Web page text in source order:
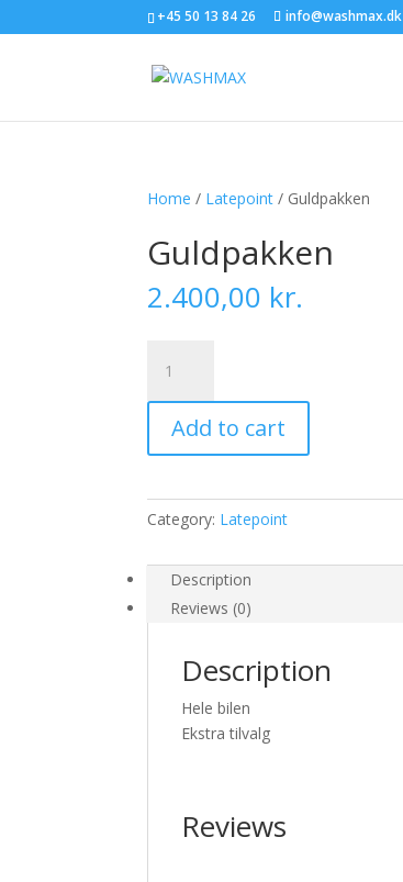
+45 50 13 84 26 info@washmax.dk
Home / Latepoint / Guldpakken
Guldpakken
2.400,00 kr.
quantity
Add to cart
Category: Latepoint
Description
Reviews (0)
Description
Hele bilen
Ekstra tilvalg
Reviews